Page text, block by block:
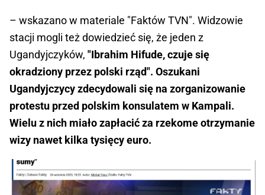
– wskazano w materiale "Faktów TVN". Widzowie
stacji mogli też dowiedzieć się, że jeden z
Ugandyjczyków, "Ibrahim Hifude, czuje się
okradziony przez polski rząd". Oszukani
Ugandyjczycy zdecydowali się na zorganizowanie
protestu przed polskim konsulatem w Kampali.
Wielu z nich miało zapłacić za rzekome otrzymanie
wizy nawet kilka tysięcy euro.